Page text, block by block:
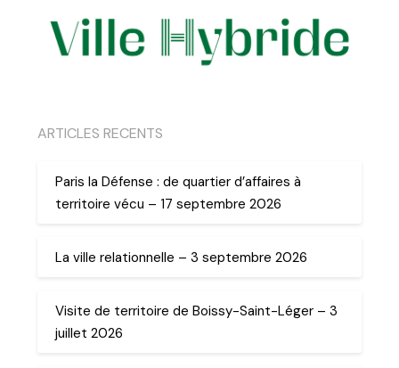
ARTICLES RECENTS
Paris la Défense : de quartier d’affaires à
territoire vécu – 17 septembre 2026
La ville relationnelle – 3 septembre 2026
Visite de territoire de Boissy-Saint-Léger – 3
juillet 2026